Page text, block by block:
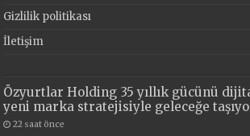
Gizlilik politikası
İletişim
Özyurtlar Holding 35 yıllık gücünü
yeni marka stratejisiyle geleceğe
22 saat önce